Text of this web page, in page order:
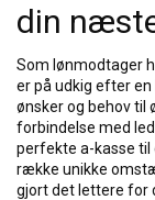
din
Som lønmodtager
er på udkig efter
ønsker og behov til
forbindelse med
perfekte a-kasse til
række unikke
gjort det lettere for